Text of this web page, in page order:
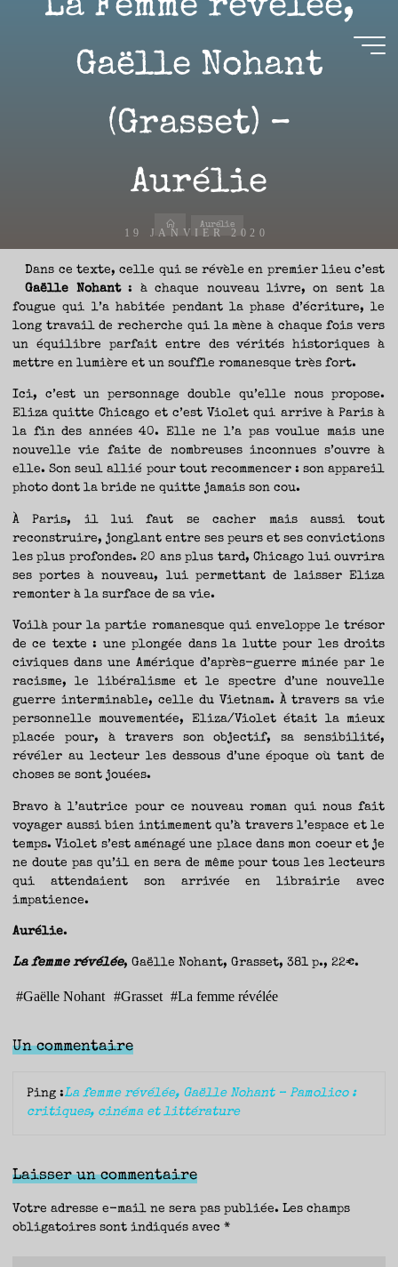
Aire(s)
Libre(s)
LES
YEUX
SUR
L’ACTUALITÉ
LITTÉRAIRE
SANS
COURIR
EN
PERMANENCE
APRÈS
LES
NOUVEAUTÉS.
S’AUTORISER
DE
TRAVERSE
ET
LES
DE
PARLER
SURTOUT
DE
LIVRES,
MAIS
D’AUTRES
HORIZONS.
BREF,
SE
JETER
À
OU
REMETTRE
EN
VOIR
CE
QUI
ADVIENT.
LIBRE(S),
COMMENCE
ICI.
La Femme révélée,
Gaëlle Nohant
(Grasset) –
Aurélie
19 JANVIER 2020
Nicolas
AccueilAurélie
Dans ce texte, celle qui se révèle en premier lieu c’est
Gaëlle Nohant: à chaque nouveau livre, on sent la
fougue qui l’a habitée pendant la phase d’écriture, le
long travail de recherche qui la mène à chaque fois vers
un équilibre parfait entre des vérités historiques à
mettre en lumière et un souffle romanesque très fort.
Ici, c’est un personnage double qu’elle nous propose.
Eliza quitte Chicago et c’est Violet qui arrive à Paris à
la fin des années 40. Elle ne l’a pas voulue mais une
nouvelle vie faite de nombreuses inconnues s’ouvre à
elle. Son seul allié pour tout recommencer : son appareil
photo dont la bride ne quitte jamais son cou.
À Paris, il lui faut se cacher mais aussi tout
reconstruire, jonglant entre ses peurs et ses convictions
les plus profondes. 20 ans plus tard, Chicago lui ouvrira
ses portes à nouveau, lui permettant de laisser Eliza
remonter à la surface de sa vie.
Voilà pour la partie romanesque qui enveloppe le trésor
de ce texte : une plongée dans la lutte pour les droits
civiques dans une Amérique d’après-guerre minée par le
racisme, le libéralisme et le spectre d’une nouvelle
guerre interminable, celle du Vietnam. À travers sa vie
personnelle mouvementée, Eliza/Violet était la mieux
placée pour, à travers son objectif, sa sensibilité,
révéler au lecteur les dessous d’une époque où tant de
choses se sont jouées.
Bravo à l’autrice pour ce nouveau roman qui nous fait
voyager aussi bien intimement qu’à travers l’espace et le
temps. Violet s’est aménagé une place dans mon coeur et je
ne doute pas qu’il en sera de même pour tous les lecteurs
qui attendaient son arrivée en librairie avec
impatience.
Aurélie.
La femme révélée, Gaëlle Nohant, Grasset, 381 p., 22€.
#Gaëlle Nohant #Grasset #La femme révélée
Un commentaire
Ping :La femme révélée, Gaëlle Nohant – Pamolico :
critiques, cinéma et littérature
Laisser un commentaire
Votre adresse e-mail ne sera pas publiée. Les champs
obligatoires sont indiqués avec*